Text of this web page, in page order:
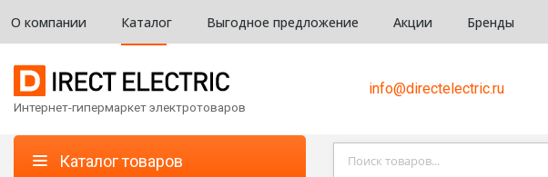
О компании Каталог Выгодное предложение Акции Бренды
Интернет-гипермаркет электротоваров
info@directelectric.ru
Каталог товаров